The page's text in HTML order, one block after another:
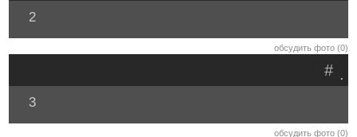
2
обсудить фото (0)
.
#
3
обсудить фото (0)